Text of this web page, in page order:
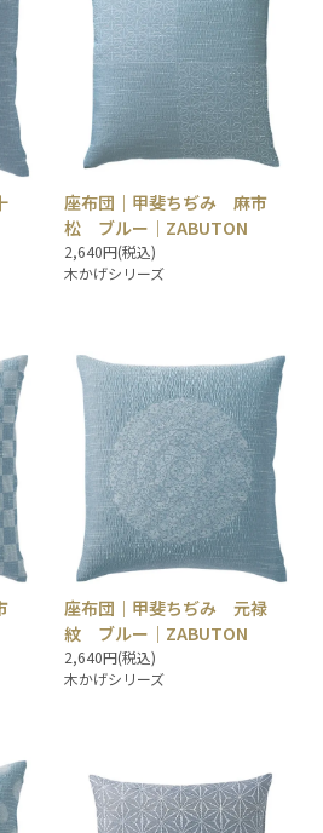
座布団｜甲斐ちぢみ 麻市
松 ブルー｜ZABUTON
2,640円(税込)
木かげシリーズ
座布団｜甲斐ちぢみ 元禄
紋 ブルー｜ZABUTON
2,640円(税込)
木かげシリーズ